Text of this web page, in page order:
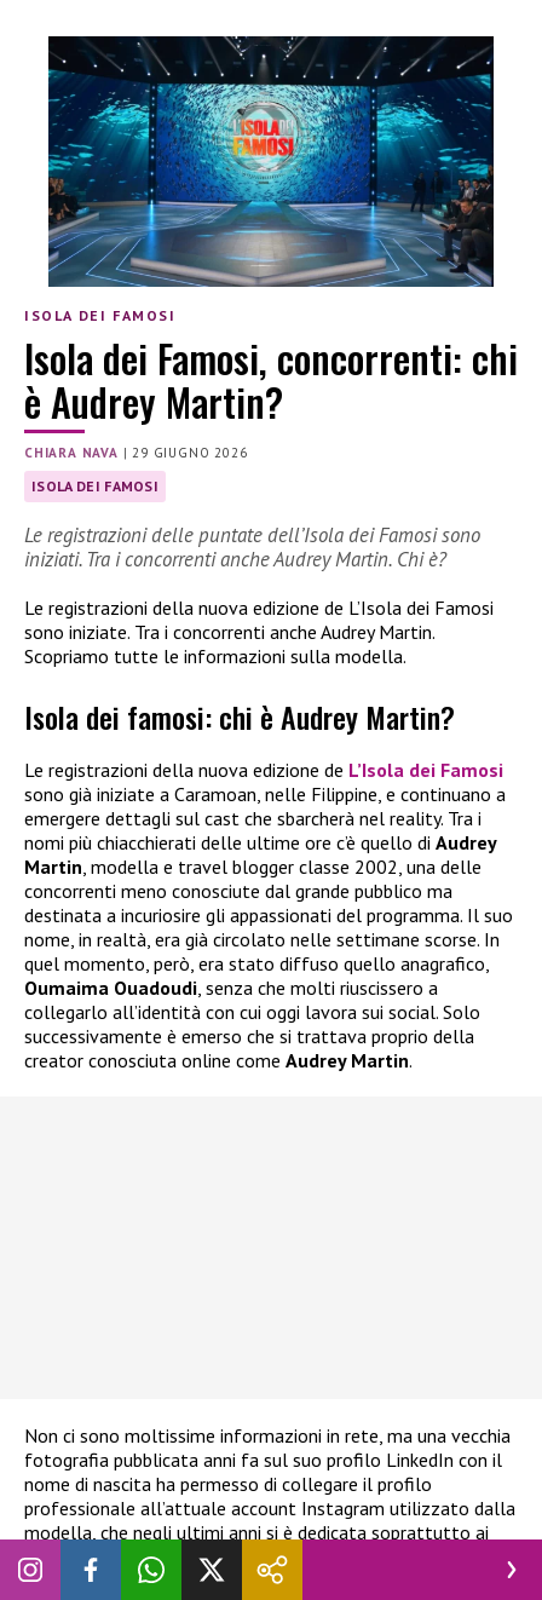
ISOLA DEI FAMOSI
Isola dei Famosi, concorrenti: chi
è Audrey Martin?
CHIARA NAVA |29 GIUGNO 2026
ISOLA DEI FAMOSI
Le registrazioni delle puntate dell’Isola dei Famosi sono
iniziati. Tra i concorrenti anche Audrey Martin. Chi è?
Le registrazioni della nuova edizione de L’Isola dei Famosi
sono iniziate. Tra i concorrenti anche Audrey Martin.
Scopriamo tutte le informazioni sulla modella.
Isola dei famosi: chi è Audrey Martin?
Le registrazioni della nuova edizione de L’Isola dei Famosi
sono già iniziate a Caramoan, nelle Filippine, e continuano a
emergere dettagli sul cast che sbarcherà nel reality. Tra i
nomi più chiacchierati delle ultime ore c’è quello di Audrey
Martin, modella e travel blogger classe 2002, una delle
concorrenti meno conosciute dal grande pubblico ma
destinata a incuriosire gli appassionati del programma. Il suo
nome, in realtà, era già circolato nelle settimane scorse. In
quel momento, però, era stato diffuso quello anagrafico,
Oumaima Ouadoudi, senza che molti riuscissero a
collegarlo all’identità con cui oggi lavora sui social. Solo
successivamente è emerso che si trattava proprio della
creator conosciuta online come Audrey Martin.
Non ci sono moltissime informazioni in rete, ma una vecchia
fotografia pubblicata anni fa sul suo profilo LinkedIn con il
nome di nascita ha permesso di collegare il profilo
professionale all’attuale account Instagram utilizzato dalla
modella, che negli ultimi anni si è dedicata soprattutto ai
viaggi e alla creazione di contenuti digitali.